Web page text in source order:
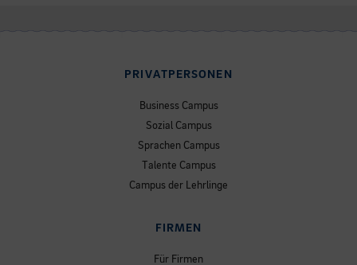
PRIVATPERSONEN
Business Campus
Sozial Campus
Sprachen Campus
Talente Campus
Campus der Lehrlinge
FIRMEN
Für Firmen